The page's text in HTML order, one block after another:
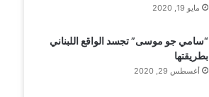
مايو 19, 2020
“سامي جو موسى” تجسد الواقع اللبناني
بطريقتها
أغسطس 29, 2020